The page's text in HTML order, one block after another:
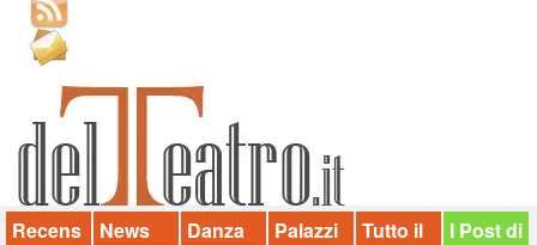
Video
Chi siamo
Contatti
dT in English
Recens
News Danza
Palazzi
Tutto il
I Post di